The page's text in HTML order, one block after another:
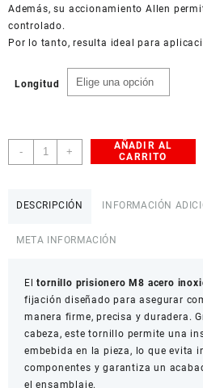
Además, su accionamiento Allen
controlado.
Por lo tanto, resulta ideal para
Longitud
-
Tornillo
Prisionero
+
AÑADIR AL
CARRITO
DESCRIPCIÓN INFORMACIÓN
META INFORMACIÓN
Eltornillo prisionero M8 acero
fijación diseñado para asegurar
manera firme, precisa y duradera.
cabeza, este tornillo permite una
embebida en la pieza, lo que evita
componentes y garantiza un
el ensamblaje.